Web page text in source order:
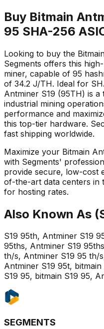
Buy Bitmain
95 SHA-256
Looking to buy the
Segments offers this
miner, capable of 95
of 34.2 J/TH. Ideal for
Antminer S19 (95TH) is
industrial mining
performance and
this top-tier hardware.
fast shipping worldwide.
Maximize your Bitmain
with Segments'
provide secure, low-cost
of-the-art data centers in
for hosting rates.
Also Known As
S19 95th, Antminer S19
95ths, Antminer S19
th/s, Antminer S19 95 th/
Antminer S19 95t,
S19 95, bitmain S19 95,
SEGMENTS